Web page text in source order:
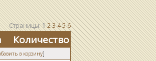
Страницы:123456
Количество
в корзину]